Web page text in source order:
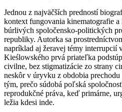
Jednou z najväčších predností
kontext fungovania kinematografie a
búrlivých spoločensko-politických
republiky. Autorka sa
napríklad aj žeravej témy interrupcií
Kieślowského prvá priateľka
civilne, bez stigmatizácie zo strany
neskôr v úryvku z obdobia
tým, prečo súdobá poľská
reprodukčné práva, keď primárne,
ležia kdesi inde.